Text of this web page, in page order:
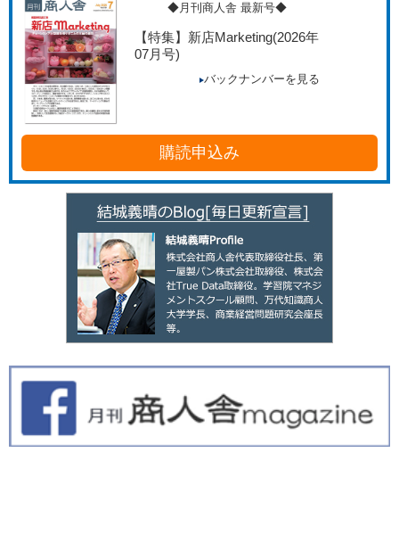
◆月刊商人舎 最新号◆
【特集】新店Marketing(2026年
07月号)
バックナンバーを見る
購読申込み